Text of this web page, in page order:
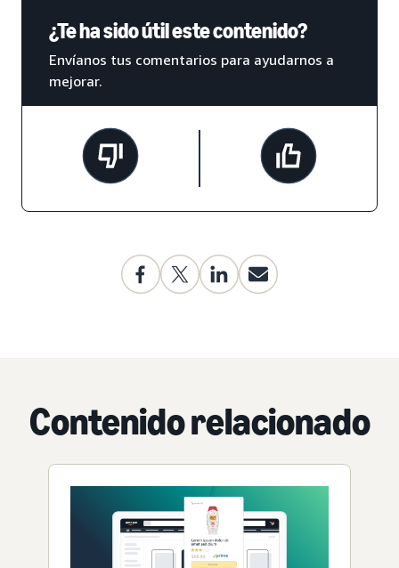
¿Te ha sido útil este contenido?
Envíanos tus comentarios para ayudarnos a
mejorar.
Contenido relacionado